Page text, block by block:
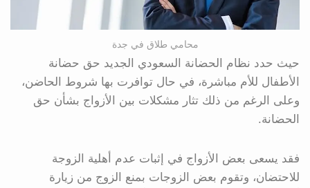
محامي طلاق في جدة
حيث حدد نظام الحضانة السعودي الجديد حق حضانة
الأطفال للأم مباشرة، في حال توافرت بها شروط الحاضن،
وعلى الرغم من ذلك تثار مشكلات بين الأزواج بشأن حق
الحضانة.
فقد يسعى بعض الأزواج في إثبات عدم أهلية الزوجة
للاحتضان، وتقوم بعض الزوجات بمنع الزوج من زيارة